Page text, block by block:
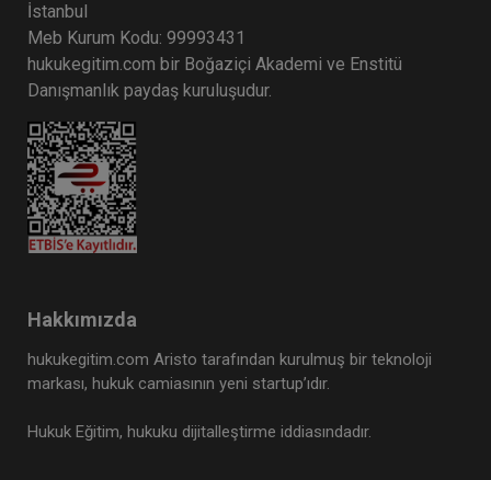
İstanbul
Meb Kurum Kodu: 99993431
hukukegitim.com bir Boğaziçi Akademi ve Enstitü
Danışmanlık paydaş kuruluşudur.
Hakkımızda
hukukegitim.com Aristo tarafından kurulmuş bir teknoloji
markası, hukuk camiasının yeni startup’ıdır.
Hukuk Eğitim, hukuku dijitalleştirme iddiasındadır.